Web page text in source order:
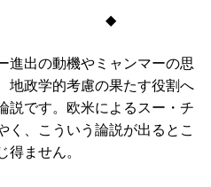
◆
出の動機やミャンマーの思
地政学的考慮の果たす役割へ
説です。欧米によるスー・チ
く、こういう論説が出るとこ
得ません。